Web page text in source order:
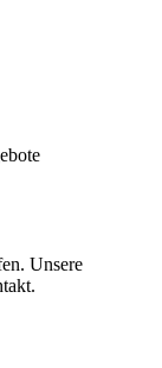
Unsere